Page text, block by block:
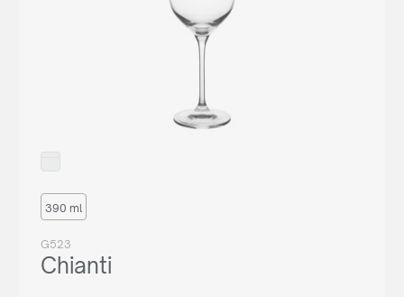
390 ml
G523
Chianti